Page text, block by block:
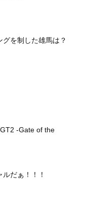
を制した雄馬は？
-Gate of the
だぁ！！！